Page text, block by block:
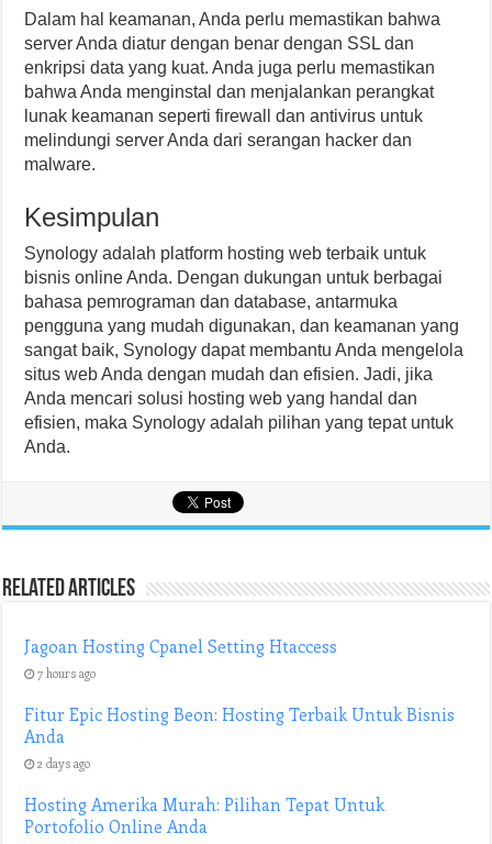
Dalam hal keamanan, Anda perlu memastikan bahwa
server Anda diatur dengan benar dengan SSL dan
enkripsi data yang kuat. Anda juga perlu memastikan
bahwa Anda menginstal dan menjalankan perangkat
lunak keamanan seperti firewall dan antivirus untuk
melindungi server Anda dari serangan hacker dan
malware.
Kesimpulan
Synology adalah platform hosting web terbaik untuk
bisnis online Anda. Dengan dukungan untuk berbagai
bahasa pemrograman dan database, antarmuka
pengguna yang mudah digunakan, dan keamanan yang
sangat baik, Synology dapat membantu Anda mengelola
situs web Anda dengan mudah dan efisien. Jadi, jika
Anda mencari solusi hosting web yang handal dan
efisien, maka Synology adalah pilihan yang tepat untuk
Anda.
Related Articles
Jagoan Hosting Cpanel Setting Htaccess
7 hours ago
Fitur Epic Hosting Beon: Hosting Terbaik Untuk Bisnis
Anda
2 days ago
Hosting Amerika Murah: Pilihan Tepat Untuk
Portofolio Online Anda